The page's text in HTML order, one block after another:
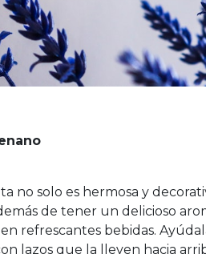
no solo es hermosa y
de tener un delicioso
refrescantes bebidas.
lazos que la lleven hacia